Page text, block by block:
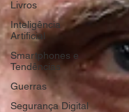
Livros
Inteligência
Artificial
Smartphones e
Tendências
Guerras
Segurança Digital